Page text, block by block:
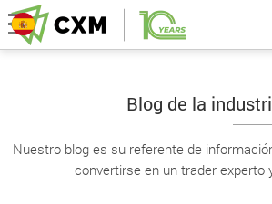
Blog de la
Nuestro blog es su referente de
convertirse en un trader experto